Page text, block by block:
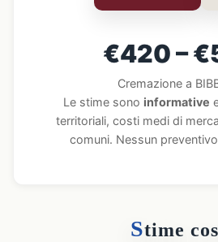
€420 –
Cremazione a
Le stime sono informative
territoriali, costi medi di
comuni. Nessun
Stime